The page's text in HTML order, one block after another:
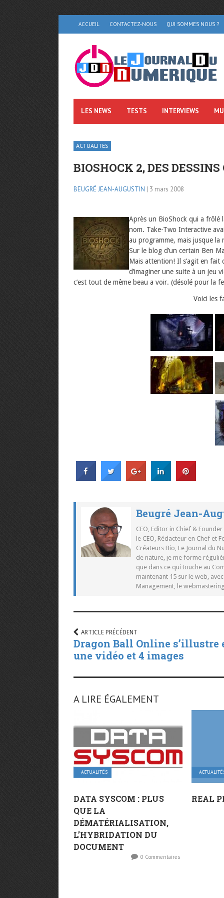
ACCUEIL CONTACTEZ-NOUS QUI SOMMES NOUS ?
LES NEWS TESTS INTERVIEWS
ACTUALITÉS
BIOSHOCK 2, DES
BEUGRÉ JEAN-AUGUSTIN | 3 mars 2008
Après un BioShock qui a frôlé
nom. Take-Two Interactive
au programme, mais jusque
Sur le blog d’un certain Ben
Mais attention! Il s’agit en
d’imaginer une suite à un jeu
c’est tout de même beau a voir. (désolé pour la
Voici les
Beugré Jean-
CEO, Editor in Chief &
le CEO, Rédacteur en Chef et
Créateurs Bio, Le Journal du
de nature, je me forme
que dans ce qui touche au
maintenant 15 sur le web,
Management, le
ARTICLE PRÉCÉDENT
Dragon Ball Online s’illustre
une vidéo et 4 images
A LIRE ÉGALEMENT
ACTUALITÉS
DATA SYSCOM : PLUS
QUE LA
DÉMATÉRIALISATION,
L’HYBRIDATION DU
DOCUMENT
0 Commentaires
REAL